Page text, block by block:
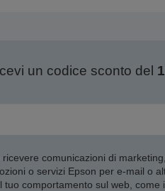
un codice sconto del
comunicazioni di
o servizi Epson per e-mail o
comportamento sul web, come